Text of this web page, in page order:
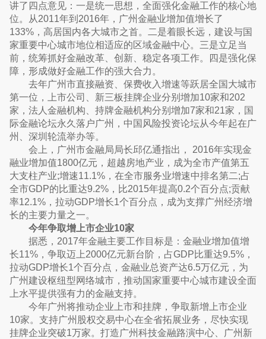
讲了四点意见：一是统一思想，全面强化金融工作的核心地
位。从2011年到2016年，广州金融业增加值增长了
133%，高居国内各大城市之首。二是着眼长远，建设与国
家重要中心城市地位相适应的区域金融中心。三是立足当
前，统筹抓好金融改革、创新、稳定各项工作。四是强化保
障，形成做好金融工作的强大合力。
去年广州市直接融资、保费收入增速等跃居全国大城市
第一位，上市公司、新三板挂牌企业分别增加10家和202
家，法人金融机构、持牌金融机构分别增加7家和21家，国
际金融论坛永久落户广州，中国风险投资论坛从今年起在广
州、深圳轮流举办等。
会上，广州市金融局局长邱亿通指出， 2016年实现金
融业增加值1800亿元，超越房地产业，成为全市产值第五
大支柱产业;增速11.1%，在全市服务业增速中排名第二;占
全市GDP的比重达9.2%，比2015年提高0.2个百分点;贡献
率12.1%，拉动GDP增长1个百分点，成为支撑广州经济增
长的主要力量之一。
今年争取增上市企业10家
据悉，2017年金融主要工作目标是：金融业增加值增
长11%，争取迈上2000亿元新台阶，占GDP比重达9.5%，
拉动GDP增长1个百分点，金融业总资产达6.5万亿元，为
广州建设枢纽型网络城市，推动国家重要中心城市建设全面
上水平提供强有力的金融支持。
今年广州将推动企业上市和挂牌，争取新增上市企业
10家。支持广州股权交易中心在全省拓展业务，尽快实现
挂牌企业突破1万家。打造广州科技金融路演中心、广州新